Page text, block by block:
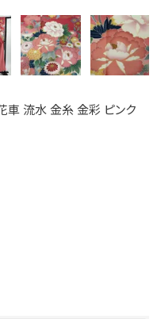
流水 金糸 金彩 ピンク